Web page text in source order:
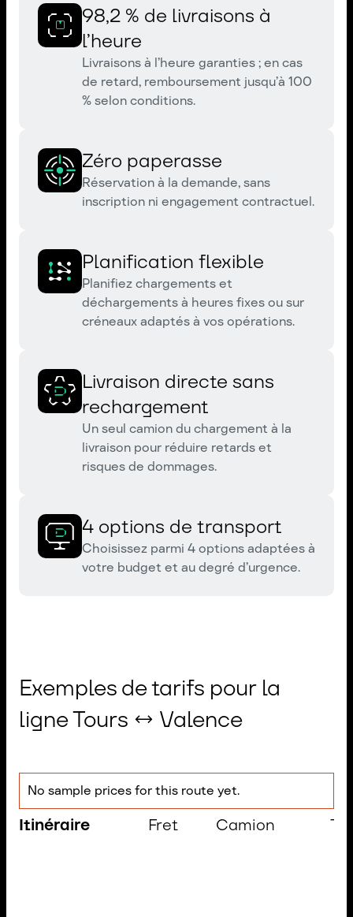
98,2 % de livraisons à
l’heure
Livraisons à l’heure garanties ; en cas
de retard, remboursement jusqu’à 100
% selon conditions.
Zéro paperasse
Réservation à la demande, sans
inscription ni engagement contractuel.
Planification flexible
Planifiez chargements et
déchargements à heures fixes ou sur
créneaux adaptés à vos opérations.
Livraison directe sans
rechargement
Un seul camion du chargement à la
livraison pour réduire retards et
risques de dommages.
4 options de transport
Choisissez parmi 4 options adaptées à
votre budget et au degré d’urgence.
Exemples de tarifs pour la
ligne Tours ↔ Valence
No sample prices for this route yet.
Itinéraire Fret Camion